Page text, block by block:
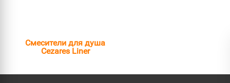
Смесители для душа
Cezares Liner